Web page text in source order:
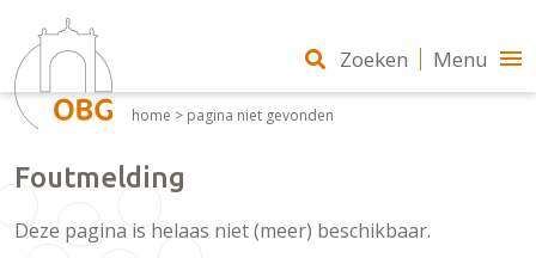
home > pagina niet gevonden
Foutmelding
Deze pagina is helaas niet (meer) beschikbaar.
Zoeken Menu